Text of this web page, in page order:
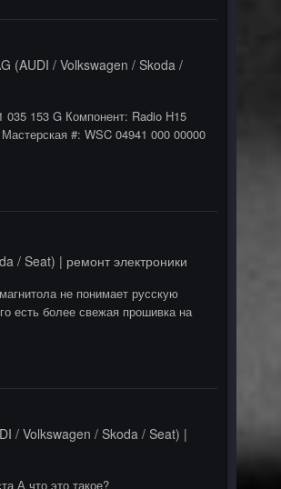
(AUDI / Volkswagen / Skoda /
153 G Компонент: Radio H15
#: WSC 04941 000 00000
/ Seat) | ремонт электроники
не понимает русскую
есть более свежая прошивка на
/ Volkswagen / Skoda / Seat) |
А что это такое?